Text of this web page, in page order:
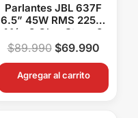
Parlantes JBL 637F
6.5” 45W RMS 225W
Máx 3 Ohm Stage 3
$89.990 $69.990
Agregar al carrito